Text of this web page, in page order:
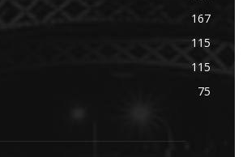
167
115
115
75